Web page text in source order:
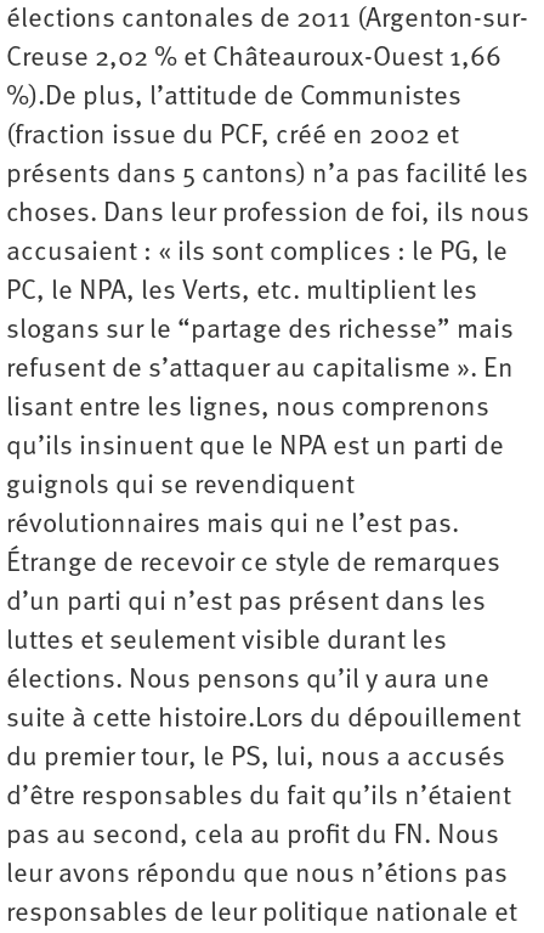
élections cantonales de 2011 (Argenton-sur-
Creuse 2,02 % et Châteauroux-Ouest 1,66
%).De plus, l’attitude de Communistes
(fraction issue du PCF, créé en 2002 et
présents dans 5 cantons) n’a pas facilité les
choses. Dans leur profession de foi, ils nous
accusaient : « ils sont complices : le PG, le
PC, le NPA, les Verts, etc. multiplient les
slogans sur le “partage des richesse” mais
refusent de s’attaquer au capitalisme ». En
lisant entre les lignes, nous comprenons
qu’ils insinuent que le NPA est un parti de
guignols qui se revendiquent
révolutionnaires mais qui ne l’est pas.
Étrange de recevoir ce style de remarques
d’un parti qui n’est pas présent dans les
luttes et seulement visible durant les
élections. Nous pensons qu’il y aura une
suite à cette histoire.Lors du dépouillement
du premier tour, le PS, lui, nous a accusés
d’être responsables du fait qu’ils n’étaient
pas au second, cela au profit du FN. Nous
leur avons répondu que nous n’étions pas
responsables de leur politique nationale et